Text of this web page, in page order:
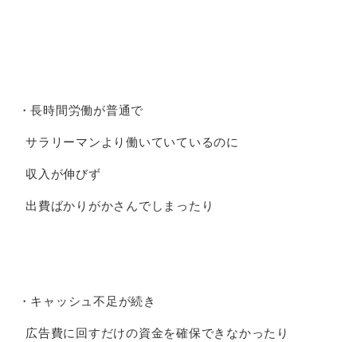
・長時間労働が普通で
サラリーマンより働いていているのに
収入が伸びず
出費ばかりがかさんでしまったり
・キャッシュ不足が続き
広告費に回すだけの資金を確保できなかったり